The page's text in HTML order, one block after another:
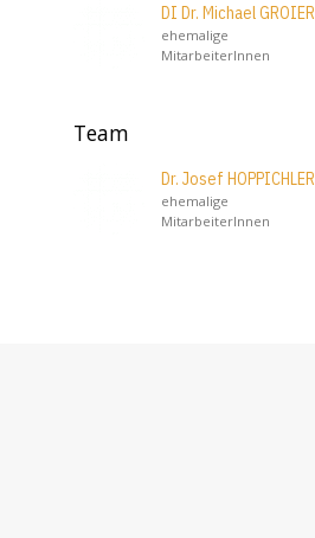
DI Dr. Michael GROIER
ehemalige
MitarbeiterInnen
Team
Dr. Josef HOPPICHLER
ehemalige
MitarbeiterInnen